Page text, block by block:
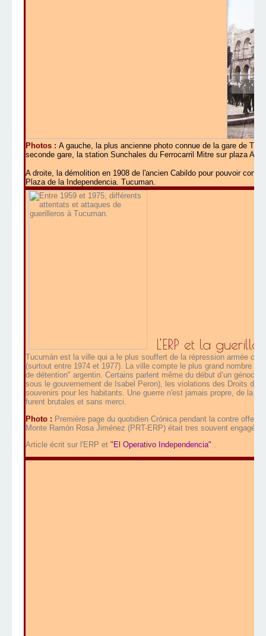
Photos : A gauche, la plus ancienne photo connue de la gare de
seconde gare, la station Sunchales du Ferrocarril Mitre sur plaza
A droite, la démolition en 1908 de l'ancien Cabildo pour pouvoir
Plaza de la Independencia. Tucuman.
L'ERP et la
Tucumán est la ville qui a le plus souffert de la répression armée
(surtout entre 1974 et 1977). La ville compte le plus grand nombre
de détention" argentin. Certains parlent même du début d’un
sous le gouvernement de Isabel Peron), es violations des Droits de
souvenirs pour les habitants. Une guerre n'est jamais propre, de la
furent brutales et sans merci.
Photo : Première page du quotidien Crónica pendant la contre
Monte Ramón Rosa Jiménez (PRT-ERP) était tres souvent engagée
Article écrit sur l'ERP et "El Operativo Independencia" .